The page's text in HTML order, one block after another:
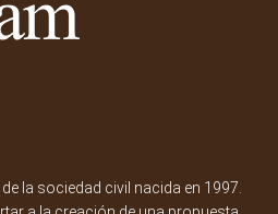
la sociedad civil nacida en 1997.